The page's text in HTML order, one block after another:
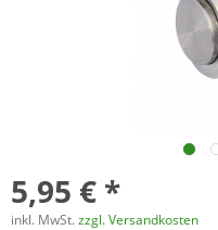
5,95 € *
inkl. MwSt.zzgl. Versandkosten